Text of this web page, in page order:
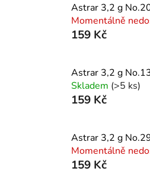
Astrar 3,2 g
Momentálně
159 Kč
Astrar 3,2 g
Skladem (>5 ks)
159 Kč
Astrar 3,2 g
Momentálně
159 Kč